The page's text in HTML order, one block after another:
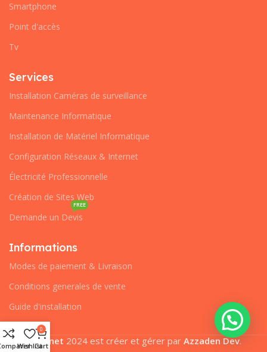
Smartphone
Point d'accès
Tv
Services
Installation Caméras de surveillance
Maintenance Informatique
Installation de Matériel Informatique
Configuration Réseaux & Internet
Électricité Professionnelle
Création de Sites Web
Demande un Devis
FREE
Informations
Modes de paiement & Livraison
Conditions generales de vente
Guide d'installation
Pcplanet 2024 est créer et gérer par Azzaden Dev.
Wishlist
0
Cart